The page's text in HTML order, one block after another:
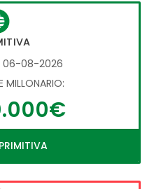
06-08-2026
MILLONARIO: